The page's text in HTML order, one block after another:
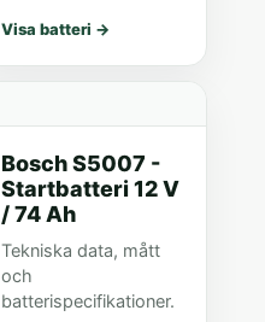
Visa batteri →
Bosch S5007 -
Startbatteri 12 V
/ 74 Ah
Tekniska data, mått
och
batterispecifikationer.